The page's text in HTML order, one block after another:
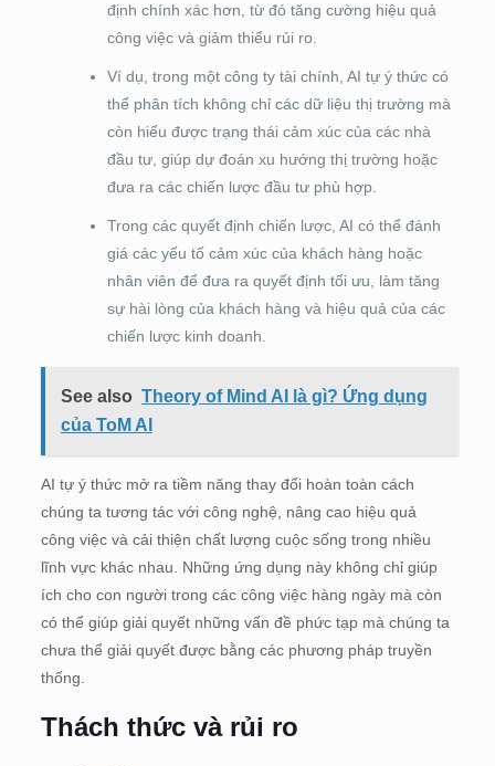
định chính xác hơn, từ đó tăng cường hiệu quả
công việc và giảm thiểu rủi ro.
Ví dụ, trong một công ty tài chính, AI tự ý thức có
thể phân tích không chỉ các dữ liệu thị trường mà
còn hiểu được trạng thái cảm xúc của các nhà
đầu tư, giúp dự đoán xu hướng thị trường hoặc
đưa ra các chiến lược đầu tư phù hợp.
Trong các quyết định chiến lược, AI có thể đánh
giá các yếu tố cảm xúc của khách hàng hoặc
nhân viên để đưa ra quyết định tối ưu, làm tăng
sự hài lòng của khách hàng và hiệu quả của các
chiến lược kinh doanh.
See also Theory of Mind AI là gì? Ứng dụng
của ToM AI
AI tự ý thức mở ra tiềm năng thay đổi hoàn toàn cách
chúng ta tương tác với công nghệ, nâng cao hiệu quả
công việc và cải thiện chất lượng cuộc sống trong nhiều
lĩnh vực khác nhau. Những ứng dụng này không chỉ giúp
ích cho con người trong các công việc hàng ngày mà còn
có thể giúp giải quyết những vấn đề phức tạp mà chúng ta
chưa thể giải quyết được bằng các phương pháp truyền
thống.
Thách thức và rủi ro